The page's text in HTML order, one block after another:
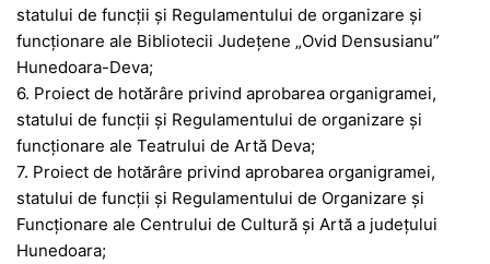
statului de funcţii și Regulamentului de organizare și
funcționare ale Bibliotecii Judeţene „Ovid Densusianu”
Hunedoara-Deva;
6. Proiect de hotărâre privind aprobarea organigramei,
statului de funcţii și Regulamentului de organizare și
funcționare ale Teatrului de Artă Deva;
7. Proiect de hotărâre privind aprobarea organigramei,
statului de funcţii și Regulamentului de Organizare și
Funcționare ale Centrului de Cultură și Artă a județului
Hunedoara;